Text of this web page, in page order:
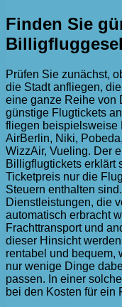
Finden Sie
Prüfen Sie zunächst,
die Stadt anfliegen,
eine ganze Reihe von
günstige Flugtickets
fliegen beispielsweise
AirBerlin, Niki,
WizzAir, Vueling. Der
Billigflugtickets erklärt
Ticketpreis nur die
Steuern enthalten
Dienstleistungen, die
automatisch erbracht
Frachttransport und
dieser Hinsicht
rentabel und bequem,
nur wenige Dinge
passen. In einer
bei den Kosten für ein